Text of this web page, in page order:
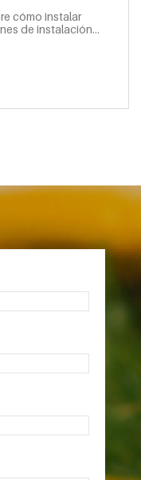
cómo instalar
de instalación